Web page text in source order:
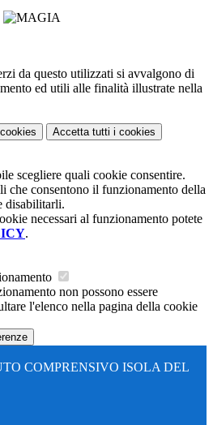
da questo utilizzati si avvalgono di
ed utili alle finalità illustrate nella
Accetta tutti i cookies
scegliere quali cookie consentire.
che consentono il funzionamento della
disabilitarli.
necessari al funzionamento potete
.
non possono essere
l'elenco nella pagina della cookie
COMPRENSIVO ISOLA DEL